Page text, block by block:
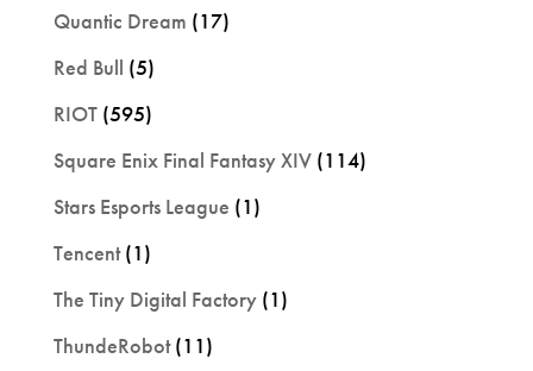
Quantic Dream (17)
Red Bull (5)
RIOT(595)
Square Enix Final Fantasy XIV(114)
Stars Esports League (1)
Tencent(1)
The Tiny Digital Factory(1)
ThundeRobot(11)